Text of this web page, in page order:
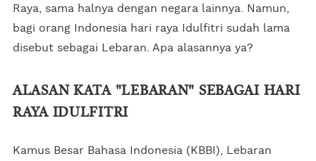
Raya, sama halnya dengan negara lainnya. Namun,
bagi orang Indonesia hari raya Idulfitri sudah lama
disebut sebagai Lebaran. Apa alasannya ya?
ALASAN KATA "LEBARAN" SEBAGAI HARI
RAYA IDULFITRI
Kamus Besar Bahasa Indonesia (KBBI), Lebaran